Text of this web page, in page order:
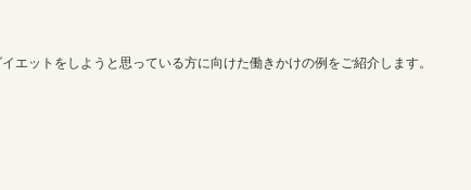
ットをしようと思っている方に向けた働きかけの例をご紹介します。